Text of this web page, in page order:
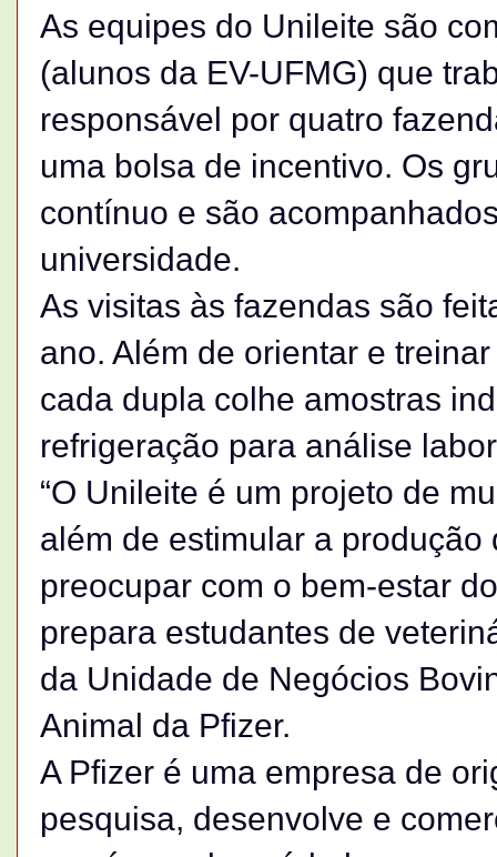
As equipes do Unileite são
(alunos da EV-UFMG) que
responsável por quatro
uma bolsa de incentivo. Os
contínuo e são
universidade.
As visitas às fazendas são
ano. Além de orientar e
cada dupla colhe amostras
refrigeração para análise
“O Unileite é um projeto de
além de estimular a
preocupar com o bem-estar
prepara estudantes de
da Unidade de Negócios
Animal da Pfizer.
A Pfizer é uma empresa de
pesquisa, desenvolve e